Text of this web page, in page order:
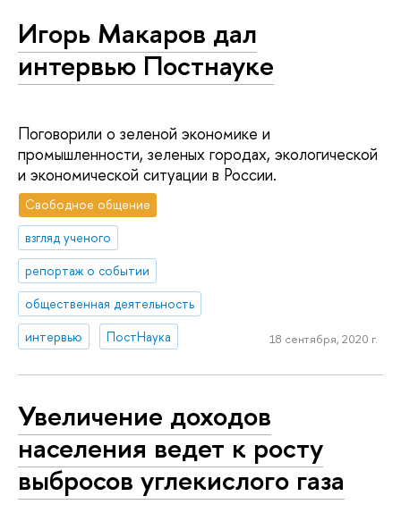
Игорь Макаров дал
интервью Постнауке
Поговорили о зеленой экономике и
промышленности, зеленых городах, экологической
и экономической ситуации в России.
Свободное общение
взгляд ученого
репортаж о событии
общественная деятельность
интервью
ПостНаука 18 сентября, 2020 г.
Увеличение доходов
населения ведет к росту
выбросов углекислого газа